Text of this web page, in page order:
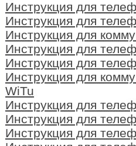
Инструкция для
Инструкция для
Инструкция для
Инструкция для
Инструкция для
Инструкция для
WiTu
Инструкция для
Инструкция для
Инструкция для